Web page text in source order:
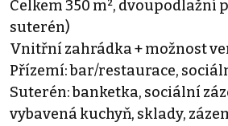
Celkem 350 m², dvoupodlažní
suterén)
Vnitřní zahrádka + možnost
Přízemí: bar/restaurace,
Suterén: banketka, sociální
vybavená kuchyň, sklady,